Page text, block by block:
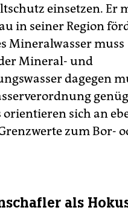
einsetzen. Er
in seiner Region
Mineralwasser muss
Mineral- und
dagegen
sich an
zum Bor-
als